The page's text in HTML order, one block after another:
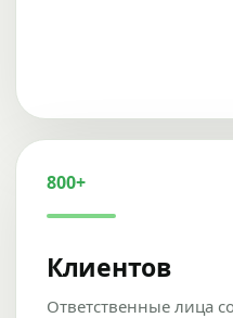
800+
Клиентов
Ответственные лица